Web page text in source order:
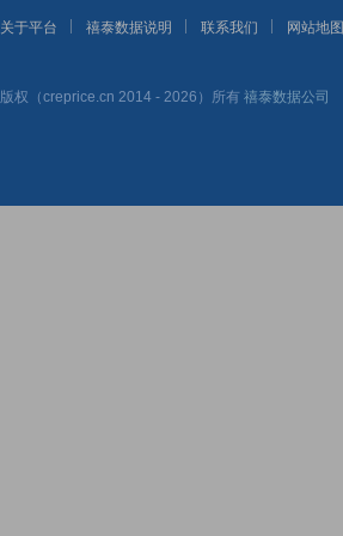
关于平台 禧泰数据说明 联系我们 网站地图
版权（creprice.cn 2014 - 2026）所有 禧泰数据公司